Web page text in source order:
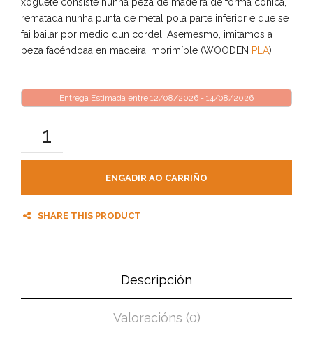
xoguete consiste nunha peza de madeira de forma cónica,
rematada nunha punta de metal pola parte inferior e que se
fai bailar por medio dun cordel. Asemesmo, imitamos a
peza facéndoaa en madeira imprimíble (WOODEN PLA)
Entrega Estimada entre 12/08/2026 - 14/08/2026
ENGADIR AO CARRIÑO
SHARE THIS PRODUCT
Descripción
Valoracións (0)